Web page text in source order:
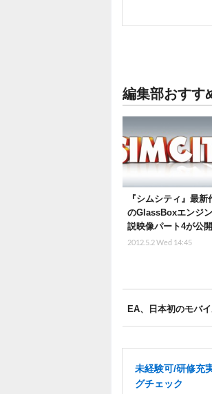
編集部おすす
『シムシティ』最新
のGlassBoxエンジ
説映像パート4が公開
2012.5.2 Wed 14:45
EA、日本初のモバ
未経験可/研修充
グチェック